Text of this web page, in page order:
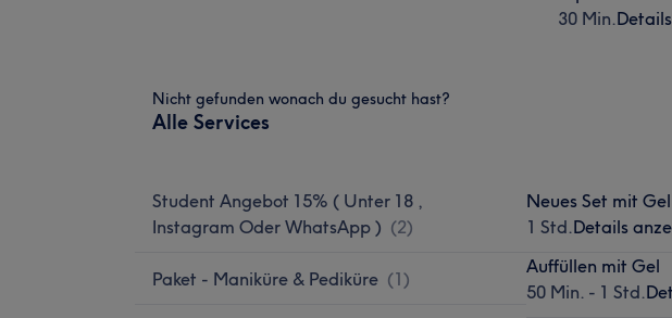
30 Min.
Nicht gefunden wonach du gesucht hast?
Alle Services
Student Angebot 15% ( Unter 18 ,
Instagram Oder WhatsApp ) (2)
Paket - Maniküre & Pediküre (1)
Neues Set mit Gel
1 Std.Details
Auffüllen mit Gel
50 Min. - 1 Std.